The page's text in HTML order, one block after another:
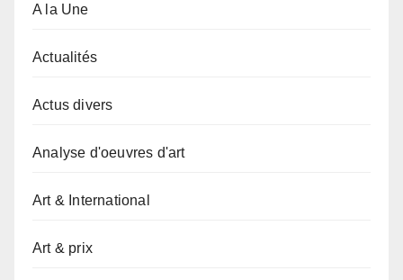
A la Une
Actualités
Actus divers
Analyse d'oeuvres d'art
Art & International
Art & prix